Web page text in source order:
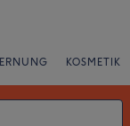
KOSMETIK